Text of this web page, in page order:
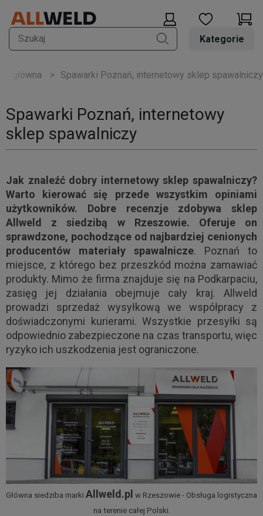
Kategorie
główna Spawarki Poznań, internetowy sklep spawalniczy
Spawarki Poznań, internetowy
sklep spawalniczy
Jak znaleźć dobry internetowy sklep spawalniczy?
Warto kierować się przede wszystkim opiniami
użytkowników. Dobre recenzje zdobywa sklep
Allweld z siedzibą w Rzeszowie. Oferuje on
sprawdzone, pochodzące od najbardziej cenionych
producentów materiały spawalnicze. Poznań to
miejsce, z którego bez przeszkód można zamawiać
produkty. Mimo że firma znajduje się na Podkarpaciu,
zasięg jej działania obejmuje cały kraj. Allweld
prowadzi sprzedaż wysyłkową we współpracy z
doświadczonymi kurierami. Wszystkie przesyłki są
odpowiednio zabezpieczone na czas transportu, więc
ryzyko ich uszkodzenia jest ograniczone.
Główna siedziba marki Allweld.pl w Rzeszowie - Obsługa logistyczna
na terenie całej Polski.